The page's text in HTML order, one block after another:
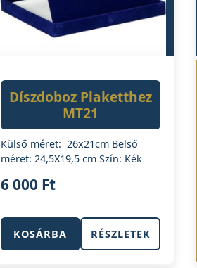
Díszdoboz Plaketthez
MT21
Külső méret: 26x21cm Belső
méret: 24,5X19,5 cm Szín: Kék
6 000 Ft
KOSÁRBA RÉSZLETEK